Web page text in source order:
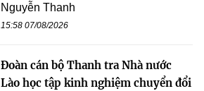
Nguyễn Thanh
15:58 07/08/2026
Đoàn cán bộ Thanh tra Nhà nước
Lào học tập kinh nghiệm chuyển đổi